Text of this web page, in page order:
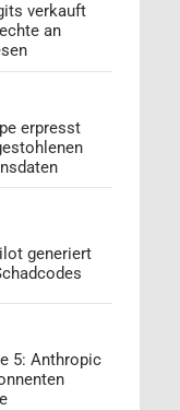
verkauft
an
erpresst
generiert
5: Anthropic